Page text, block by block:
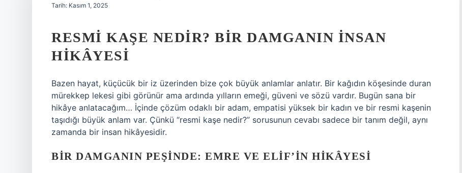
Tarih: Kasım 1, 2025
RESMI KAŞE NEDIR? BIR DAMGANIN İNSAN
HIKÂYESI
Bazen hayat, küçücük bir iz üzerinden bize çok büyük anlamlar anlatır. Bir kağıdın köşesinde duran
mürekkep lekesi gibi görünür ama ardında yılların emeği, güveni ve sözü vardır. Bugün sana bir
hikâye anlatacağım… İçinde çözüm odaklı bir adam, empatisi yüksek bir kadın ve bir resmi kaşenin
taşıdığı büyük anlam var. Çünkü “resmi kaşe nedir?” sorusunun cevabı sadece bir tanım değil, aynı
zamanda bir insan hikâyesidir.
BIR DAMGANIN PEŞINDE: EMRE VE ELIF’IN HIKÂYESI